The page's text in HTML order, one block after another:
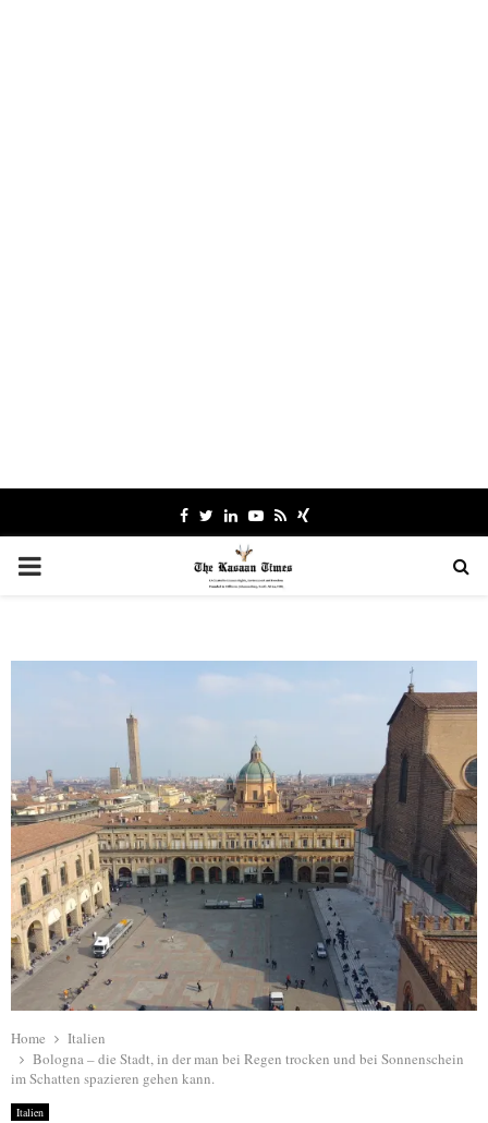
Facebook
TwitterLinkedinYoutube
RssXing
PRIMARY
Home
Italien
Bologna – die Stadt, in der man bei Regen trocken und bei Sonnenschein
im Schatten spazieren gehen kann.
Italien